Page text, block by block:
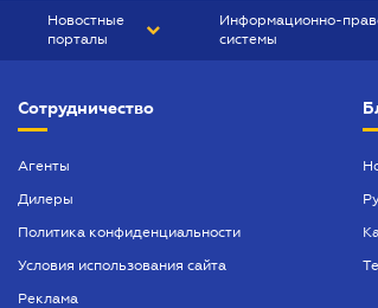
Новостные
порталы
БИЗНЕС
Информационно-
системы
БУХГАЛТЕР ПРОФ
ЮРИСТ ПРОФ
Сотрудничество
Агенты
Дилеры
Политика конфиденциальности
Условия использования сайта
Реклама